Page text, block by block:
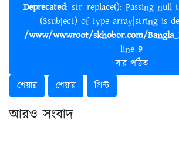
Deprecated: str_replace(): Passing null to parameter #3
($subject) of type array|string is
/www/wwwroot/skhobor.com/
line 9
বার পঠিত
শেয়ার
শেয়ার প্রিন্ট
আরও সংবাদ